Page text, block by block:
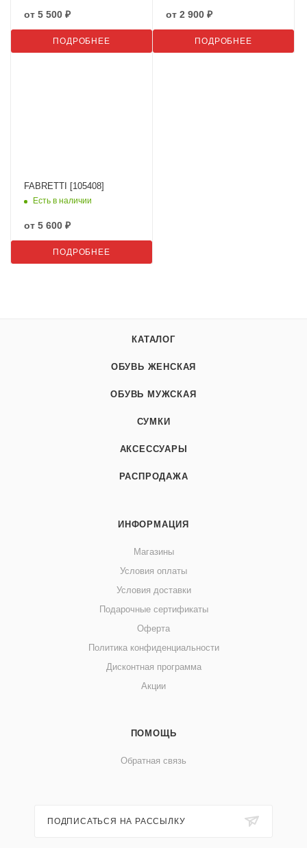
от 5 500 ₽
ПОДРОБНЕЕ
от 2 900 ₽
ПОДРОБНЕЕ
FABRETTI [105408]
Есть в наличии
от 5 600 ₽
ПОДРОБНЕЕ
КАТАЛОГ
ОБУВЬ ЖЕНСКАЯ
ОБУВЬ МУЖСКАЯ
СУМКИ
АКСЕССУАРЫ
РАСПРОДАЖА
ИНФОРМАЦИЯ
Магазины
Условия оплаты
Условия доставки
Подарочные сертификаты
Оферта
Политика конфиденциальности
Дисконтная программа
Акции
ПОМОЩЬ
Обратная связь
ПОДПИСАТЬСЯ НА РАССЫЛКУ